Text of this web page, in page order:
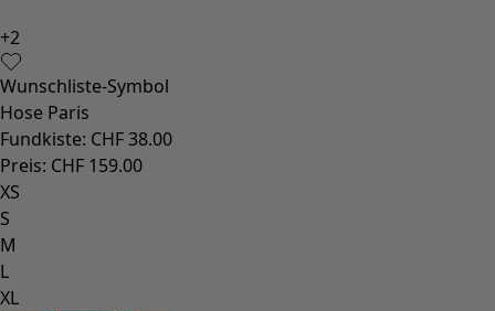
+2
Wunschliste-Symbol
Hose Paris
Fundkiste: CHF 38.00
Preis: CHF 159.00
XS
S
M
L
XL